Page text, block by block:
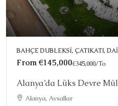
BAHÇE DUBLEKSI, ÇATIKATI,
From€145,000€345,000/To
Alanya’da Lüks Devre
Alanya, Avsallar